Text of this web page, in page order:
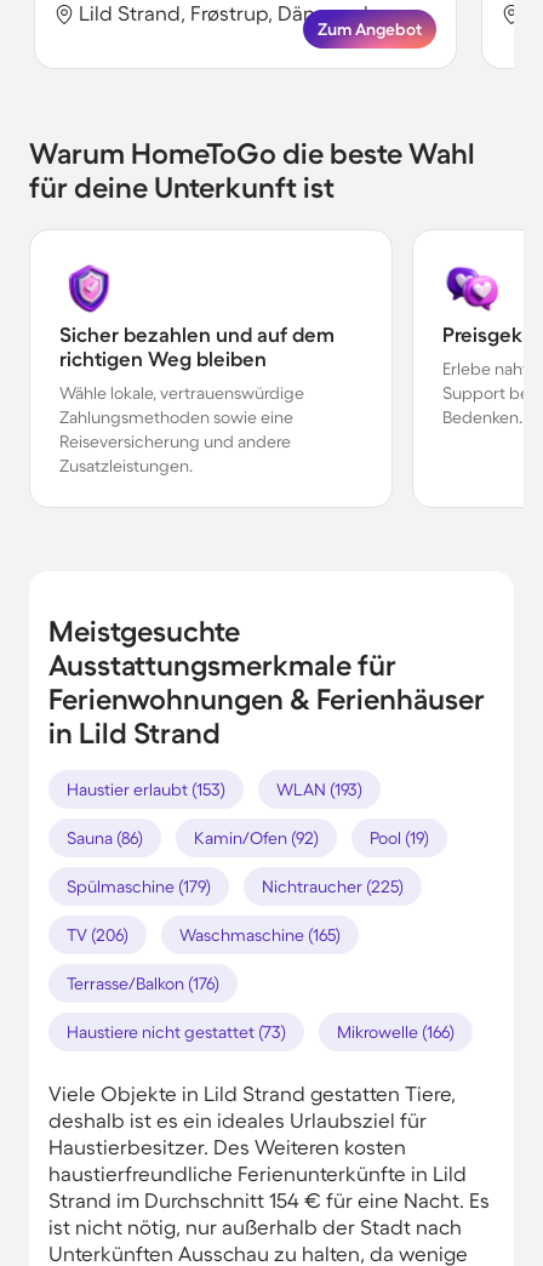
Lild Strand, Frøstrup, Dänemark
Zum Angebot
Warum HomeToGo die beste Wahl
für deine Unterkunft ist
Sicher bezahlen und auf dem
richtigen Weg bleiben
Wähle lokale, vertrauenswürdige
Zahlungsmethoden sowie eine
Reiseversicherung und andere
Zusatzleistungen.
Erlebe
Support bei
Bedenken.
Meistgesuchte
Ausstattungsmerkmale für
Ferienwohnungen & Ferienhäuser
in Lild Strand
Haustier erlaubt (153) WLAN (193)
Sauna (86) Kamin/Ofen (92) Pool (19)
Spülmaschine (179) Nichtraucher (225)
TV (206) Waschmaschine (165)
Terrasse/Balkon (176)
Haustiere nicht gestattet (73) Mikrowelle (166)
Viele Objekte in Lild Strand gestatten Tiere,
deshalb ist es ein ideales Urlaubsziel für
Haustierbesitzer. Des Weiteren kosten
haustierfreundliche Ferienunterkünfte in Lild
Strand im Durchschnitt 154 € für eine Nacht. Es
ist nicht nötig, nur außerhalb der Stadt nach
Unterkünften Ausschau zu halten, da wenige